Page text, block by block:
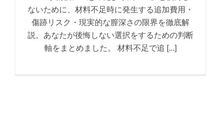
ないために、材料不足時に発生する追加費用・
傷跡リスク・現実的な膣深さの限界を徹底解
説。あなたが後悔しない選択をするための判断
軸をまとめました。 材料不足で追 [...]